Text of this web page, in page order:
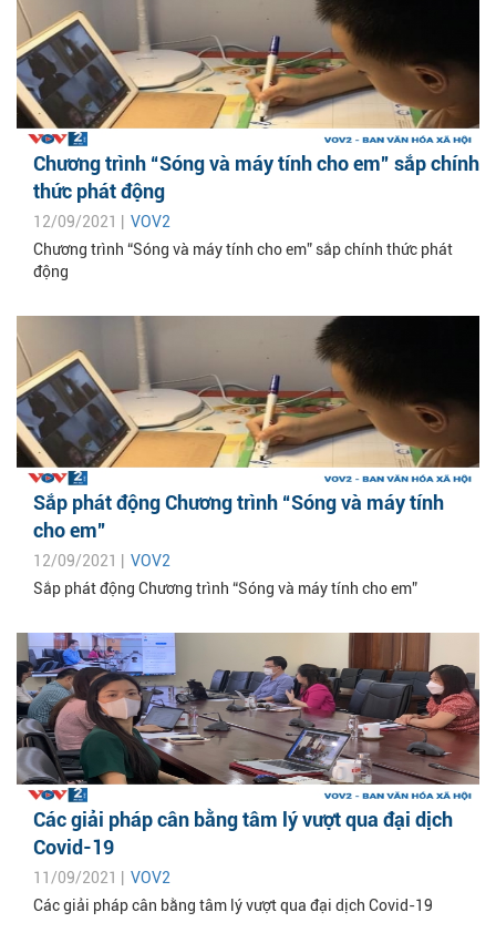
Chương trình “Sóng và máy tính cho em” sắp chính
thức phát động
12/09/2021 | VOV2
Chương trình “Sóng và máy tính cho em” sắp chính thức phát
động
Sắp phát động Chương trình “Sóng và máy tính
cho em”
12/09/2021 | VOV2
Sắp phát động Chương trình “Sóng và máy tính cho em”
Các giải pháp cân bằng tâm lý vượt qua đại dịch
Covid-19
11/09/2021 | VOV2
Các giải pháp cân bằng tâm lý vượt qua đại dịch Covid-19